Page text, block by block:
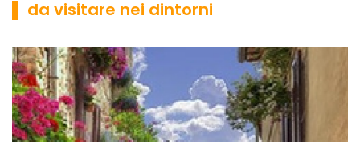
▌ da visitare nei dintorni